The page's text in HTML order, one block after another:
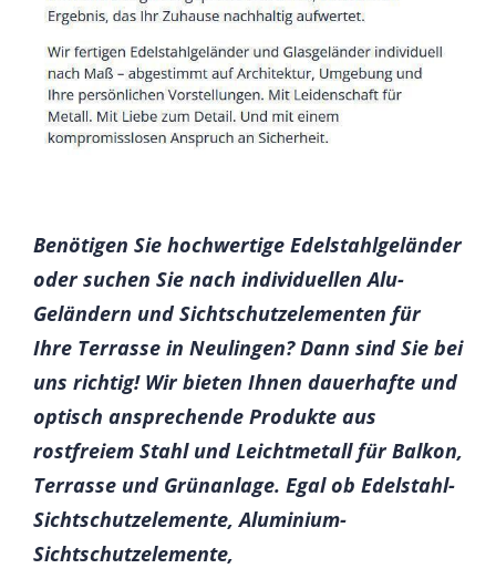
Benötigen Sie hochwertige Edelstahlgeländer
oder suchen Sie nach individuellen Alu-
Geländern und Sichtschutzelementen für
Ihre Terrasse in Neulingen? Dann sind Sie bei
uns richtig! Wir bieten Ihnen dauerhafte und
optisch ansprechende Produkte aus
rostfreiem Stahl und Leichtmetall für Balkon,
Terrasse und Grünanlage. Egal ob Edelstahl-
Sichtschutzelemente, Aluminium-
Sichtschutzelemente,